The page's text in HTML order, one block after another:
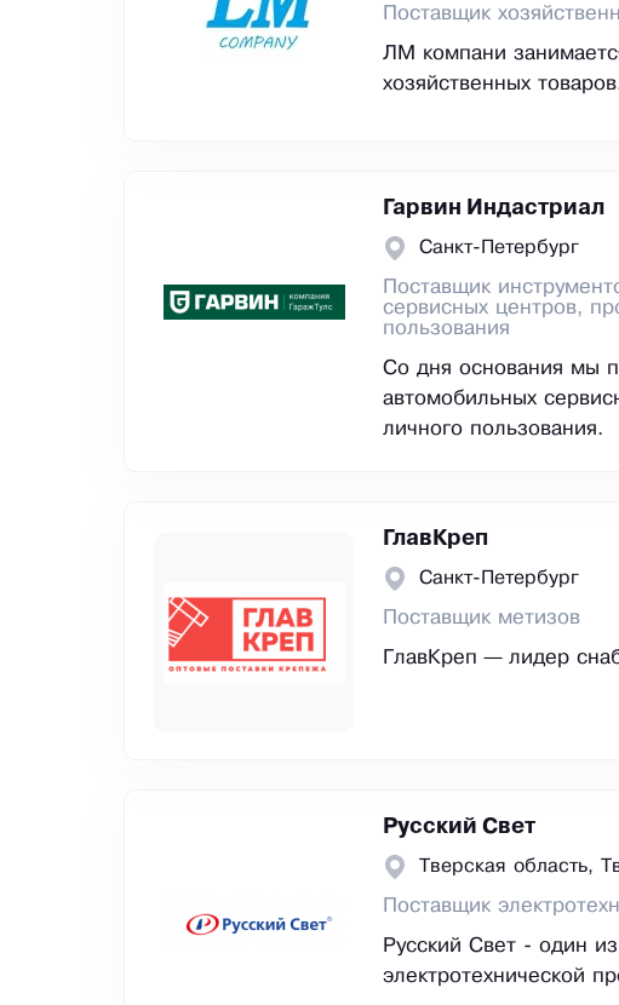
Поставщик
ЛМ компани
хозяйственных
Гарвин Индастриал
Санкт-Петербург
Поставщик
сервисных центров,
пользования
Со дня основания мы
автомобильных
личного пользования.
ГлавКреп
Санкт-Петербург
Поставщик метизов
ГлавКреп — лидер
Русский Свет
Тверская область,
Поставщик
Русский Свет - один
электротехнической